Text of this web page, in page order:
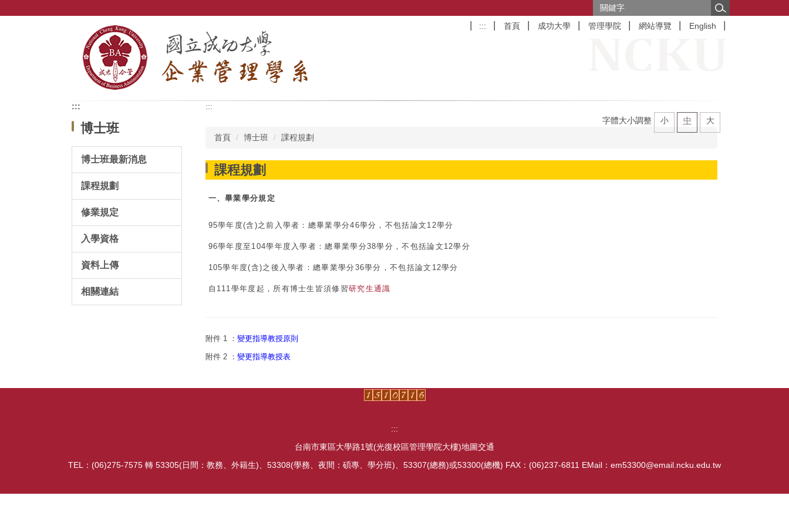
::: 首頁 成功大學 管理學院 網站導覽 English
:::
博士班
博士班最新消息
課程規劃
修業規定
入學資格
資料上傳
相關連結
:::
首頁 博士班 課程規劃
課程規劃
字體大小調整 小 中 大
一、畢業學分規定
95學年度(含)之前入學者：總畢業學分46學分，不包括論文12學分
96學年度至104學年度入學者：總畢業學分38學分，不包括論文12學分
105學年度(含)之後入學者：總畢業學分36學分，不包括論文12學分
自111學年度起，所有博士生皆須修習研究生通識
附件 1 ： 變更指導教授原則
附件 2 ： 變更指導教授表
:::
台南市東區大學路1號(光復校區管理學院大樓)地圖交通
TEL： (06)275-7575 轉 53305(日間：教務、外籍生)、 53308(學務、夜間：碩專、學分班)、 53307(總務)或53300(總機) FAX：(06)237-6811 EMail：em53300@email.ncku.edu.tw